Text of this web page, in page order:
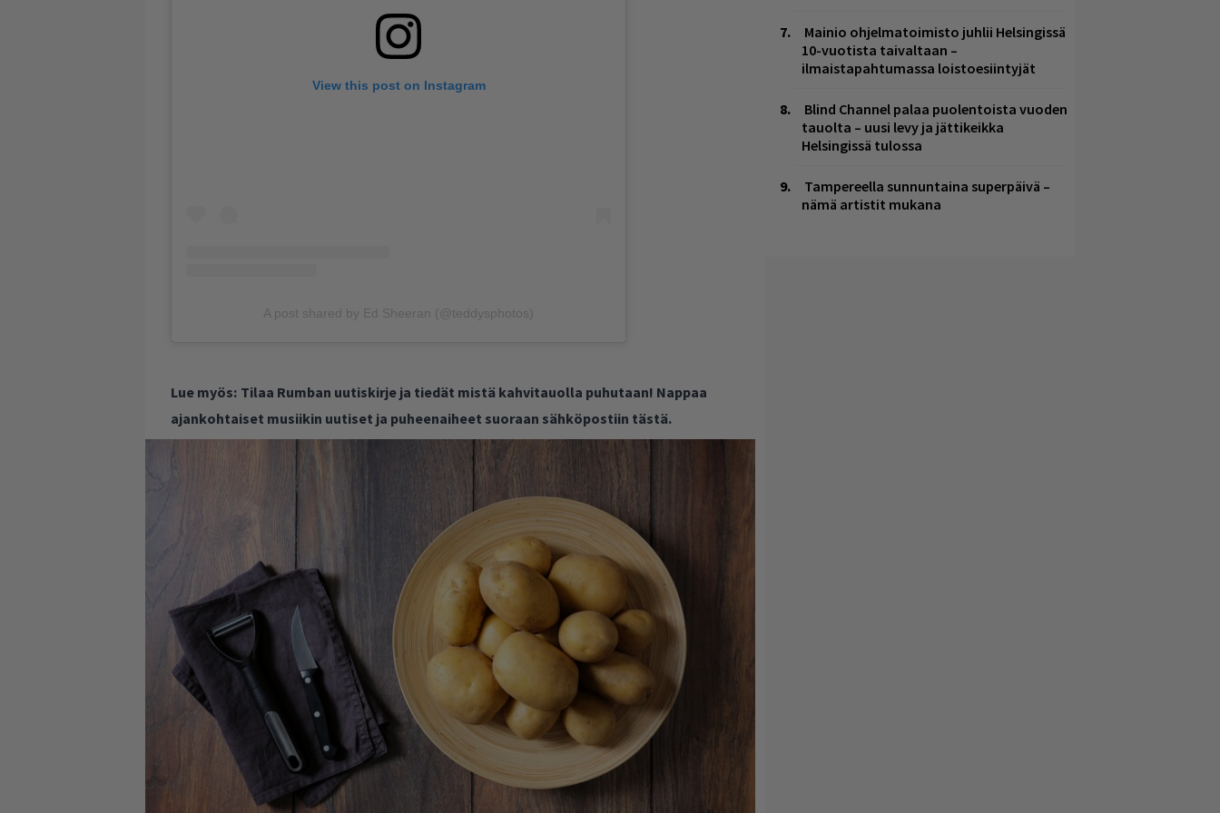
View this post on Instagram
A post shared by Ed Sheeran (@teddysphotos)
Lue myös: Tilaa Rumban uutiskirje ja tiedät mistä kahvitauolla puhutaan! Nappaa
ajankohtaiset musiikin uutiset ja puheenaiheet suoraan sähköpostiin tästä.
Mainio ohjelmatoimisto juhlii Helsingissä
10-vuotista taivaltaan –
ilmaistapahtumassa loistoesiintyjät
Blind Channel palaa puolentoista vuoden
tauolta – uusi levy ja jättikeikka
Helsingissä tulossa
Tampereella sunnuntaina superpäivä –
nämä artistit mukana